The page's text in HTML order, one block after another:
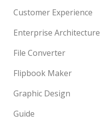
Customer Experience
Enterprise Architecture
File Converter
Flipbook Maker
Graphic Design
Guide